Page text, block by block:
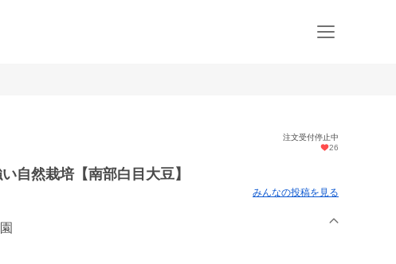
注文受付停止中
26
自然栽培【南部白目大豆】
みんなの投稿を見る